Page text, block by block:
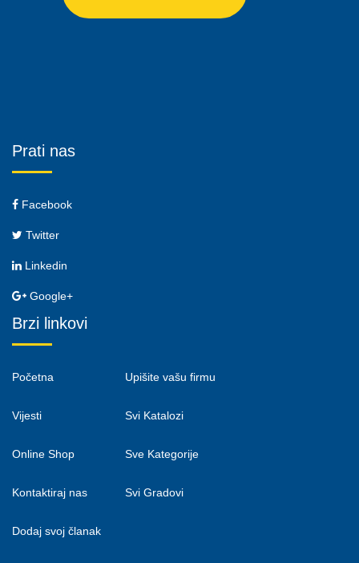
Prati nas
Facebook
Twitter
Linkedin
Google+
Brzi linkovi
Početna
Vijesti
Online Shop
Kontaktiraj nas
Dodaj svoj članak
Upišite vašu firmu
Svi Katalozi
Sve Kategorije
Svi Gradovi